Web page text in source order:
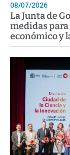
08/07/2026
La Junta de
medidas
económico y